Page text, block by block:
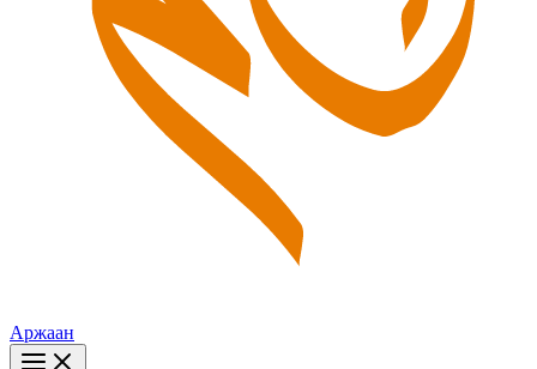
Аржаан